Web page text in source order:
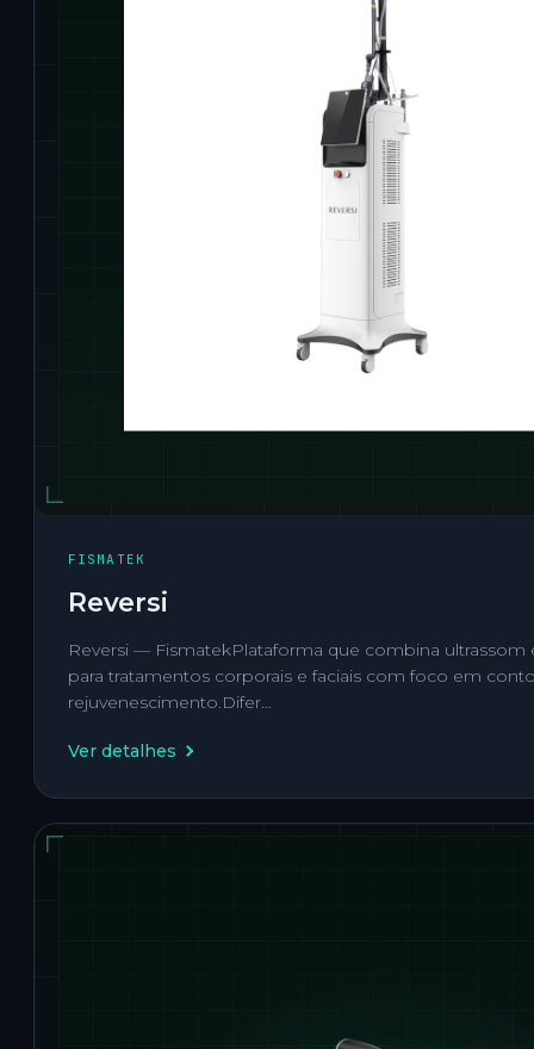
FISMATEK
Reversi
Reversi — FismatekPlataforma que combina ultrassom
para tratamentos corporais e faciais com foco em
rejuvenescimento.Difer…
Ver detalhes